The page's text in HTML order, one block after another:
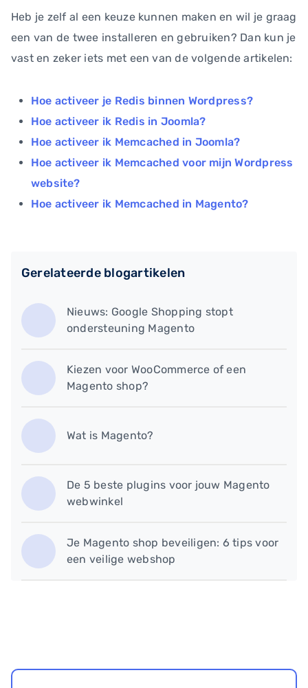
Heb je zelf al een keuze kunnen maken en wil je graag
een van de twee installeren en gebruiken? Dan kun je
vast en zeker iets met een van de volgende artikelen:
Hoe activeer je Redis binnen Wordpress?
Hoe activeer ik Redis in Joomla?
Hoe activeer ik Memcached in Joomla?
Hoe activeer ik Memcached voor mijn Wordpress
website?
Hoe activeer ik Memcached in Magento?
Gerelateerde blogartikelen
Nieuws: Google Shopping stopt
ondersteuning Magento
Kiezen voor WooCommerce of een
Magento shop?
Wat is Magento?
De 5 beste plugins voor jouw Magento
webwinkel
Je Magento shop beveiligen: 6 tips voor
een veilige webshop